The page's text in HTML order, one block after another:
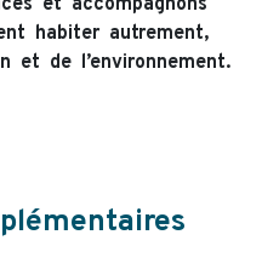
habiter autrement,
et de l’environnement.